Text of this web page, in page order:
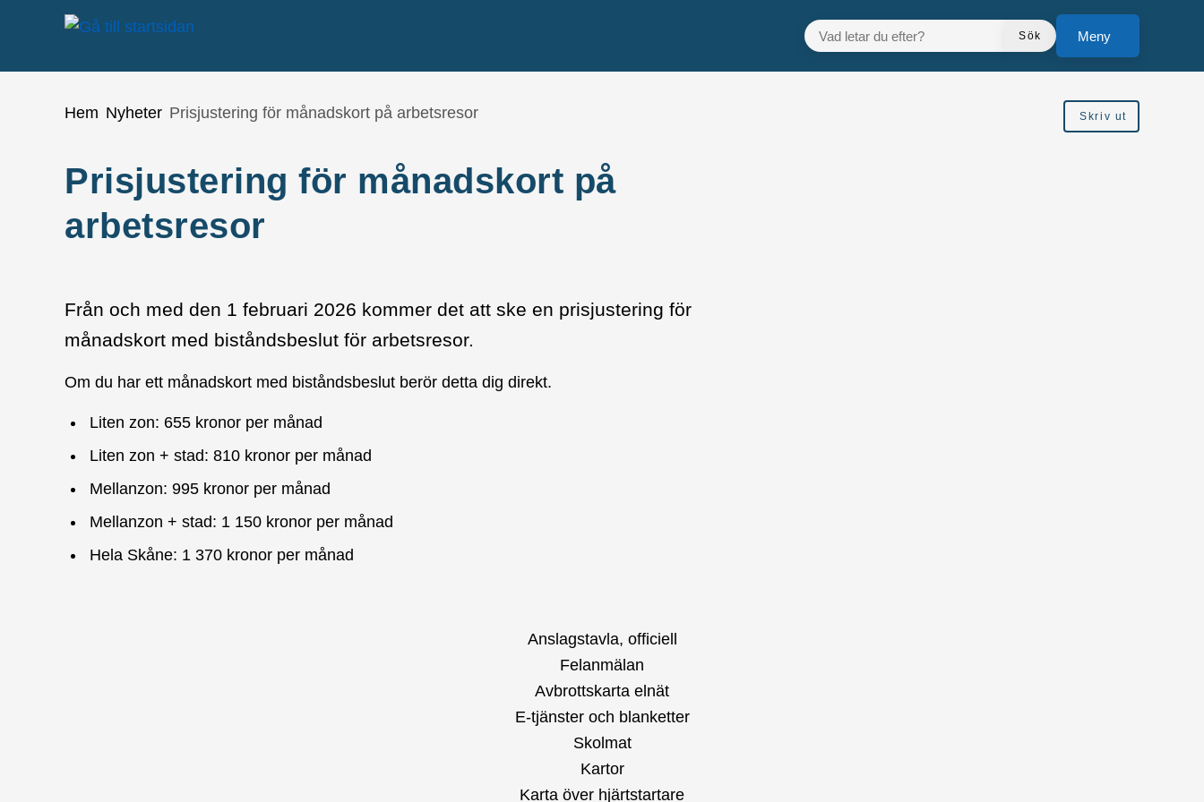
Gå till innehåll
VAD LETAR DU EFTER?
Sök
Meny
Du är här:
Hem Nyheter Prisjustering för månadskort på arbetsresor Skriv ut
Prisjustering för månadskort på
arbetsresor
Från och med den 1 februari 2026 kommer det att ske en prisjustering för
månadskort med biståndsbeslut för arbetsresor.
Om du har ett månadskort med biståndsbeslut berör detta dig direkt.
Liten zon: 655 kronor per månad
Liten zon + stad: 810 kronor per månad
Mellanzon: 995 kronor per månad
Mellanzon + stad: 1 150 kronor per månad
Hela Skåne: 1 370 kronor per månad
Anslagstavla, officiell
Felanmälan
Avbrottskarta elnät
E-tjänster och blanketter
Skolmat
Kartor
Karta över hjärtstartare